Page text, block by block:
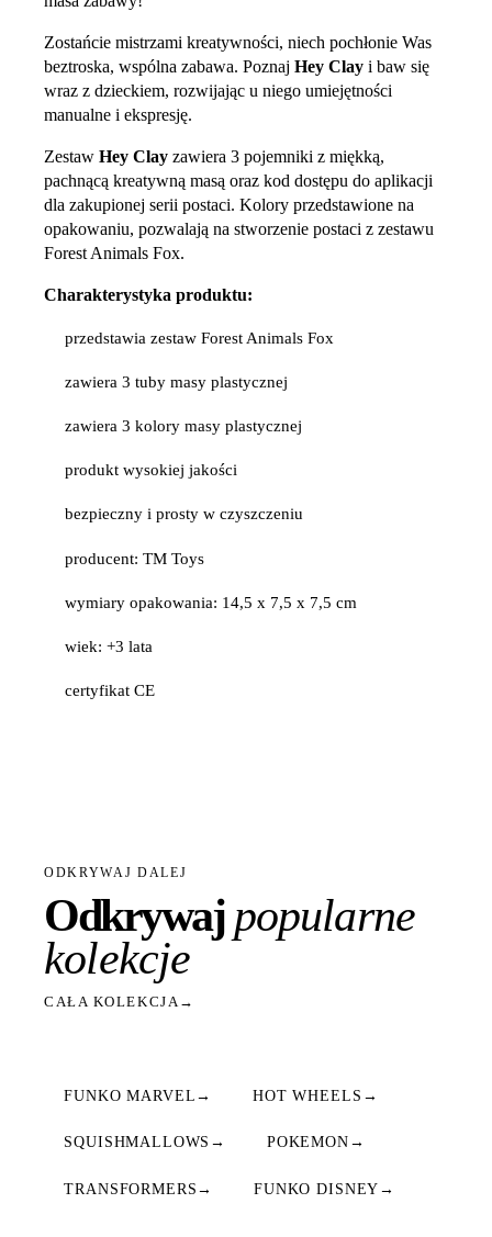
Zostańcie mistrzami kreatywności, niech pochłonie Was
beztroska, wspólna zabawa. Poznaj Hey Clay i baw się
wraz z dzieckiem, rozwijając u niego umiejętności
manualne i ekspresję.
Zestaw Hey Clay zawiera 3 pojemniki z miękką,
pachnącą kreatywną masą oraz kod dostępu do aplikacji
dla zakupionej serii postaci. Kolory przedstawione na
opakowaniu, pozwalają na stworzenie postaci z zestawu
Forest Animals Fox.
Charakterystyka produktu:
przedstawia zestaw Forest Animals Fox
zawiera 3 tuby masy plastycznej
zawiera 3 kolory masy plastycznej
produkt wysokiej jakości
bezpieczny i prosty w czyszczeniu
producent: TM Toys
wymiary opakowania: 14,5 x 7,5 x 7,5 cm
wiek: +3 lata
certyfikat CE
ODKRYWAJ DALEJ
Odkrywajpopularne
kolekcje
CAŁA KOLEKCJA→
FUNKO MARVEL → HOT WHEELS →
SQUISHMALLOWS → POKEMON →
TRANSFORMERS → FUNKO DISNEY →